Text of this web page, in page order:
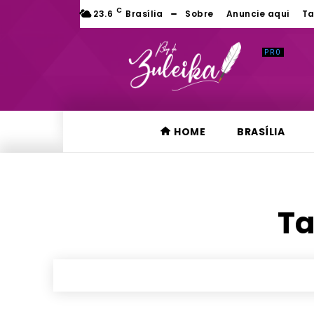
23.6 C Brasília Sobre Anuncie aqui
HOME BRASÍLIA